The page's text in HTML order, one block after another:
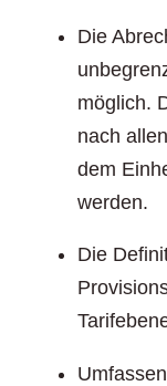
Die
möglich.
nach
dem
werden.
Die